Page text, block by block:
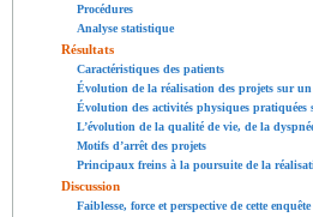
Procédures
Analyse statistique
Résultats
Caractéristiques des patients
Évolution de la réalisation des projets sur un
Évolution des activités physiques pratiquées
L’évolution de la qualité de vie, de la
Motifs d’arrêt des projets
Principaux freins à la poursuite de la
Discussion
Faiblesse, force et perspective de cette enquête